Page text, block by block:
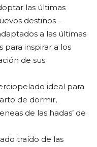
las últimas
destinos –
a las últimas
para inspirar a los
de sus
ideal para
de dormir,
de las hadas’ de
traído de las